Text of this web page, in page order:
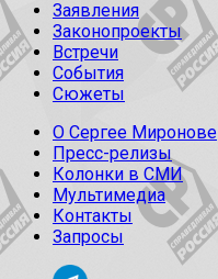
Заявления
Законопроекты
Встречи
События
Сюжеты
О Сергее Миронове
Пресс-релизы
Колонки в СМИ
Мультимедиа
Контакты
Запросы